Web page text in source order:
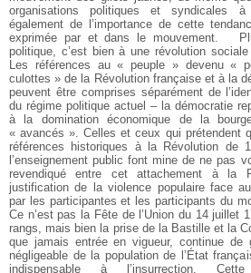
organisations politiques et syndicales à
également de l’importance de cette
exprimée par et dans le mouvement.
politique, c’est bien à une révolution sociale
Les références au « peuple » devenu «
culottes » de la Révolution française et à la
peuvent être comprises séparément de
du régime politique actuel – la démocratie
à la domination économique de la
« avancés ». Celles et ceux qui prétendent
références historiques à la Révolution de
l’enseignement public font mine de ne pas
revendiqué entre cet attachement à la
justification de la violence populaire face
par les participantes et les participants du
Ce n’est pas la Fête de l’Union du 14 juillet
rangs, mais bien la prise de la Bastille et la
que jamais entrée en vigueur, continue de
négligeable de la population de l’État
indispensable à l’insurrection.